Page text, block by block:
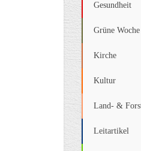
Gesundheit
Grüne
Kirche
Kultur
Land- &
Leitartikel